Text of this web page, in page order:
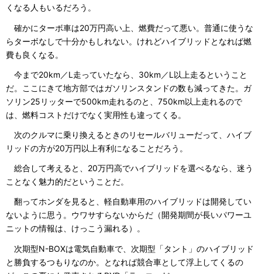
くなる人もいるだろう。
確かにターボ車は20万円高い上、燃費だって悪い。普通に使うな
らターボなしで十分かもしれない。けれどハイブリッドとなれば燃
費も良くなる。
今まで20km／L走っていたなら、30km／L以上走るということ
だ。ここにきて地方部ではガソリンスタンドの数も減ってきた。ガ
ソリン25リッターで500km走れるのと、750km以上走れるので
は、燃料コストだけでなく実用性も違ってくる。
次のクルマに乗り換えるときのリセールバリューだって、ハイブ
リッドの方が20万円以上有利になることだろう。
総合して考えると、20万円高でハイブリッドを選べるなら、迷う
ことなく魅力的だということだ。
翻ってホンダを見ると、軽自動車用のハイブリッドは開発してい
ないように思う。ウワサすらないからだ（開発期間が長いパワーユ
ニットの情報は、けっこう漏れる）。
次期型N-BOXは電気自動車で、次期型「タント」のハイブリッド
と勝負するつもりなのか。となれば競合車として浮上してくるの